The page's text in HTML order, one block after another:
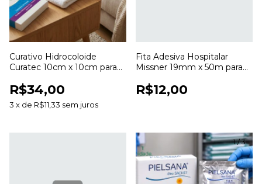
Curativo Hidrocoloide
Curatec 10cm x 10cm para
R$34,00
3 x de R$11,33 sem juros
Fita Adesiva Hospitalar
Missner 19mm x 50m para
R$12,00
1/3